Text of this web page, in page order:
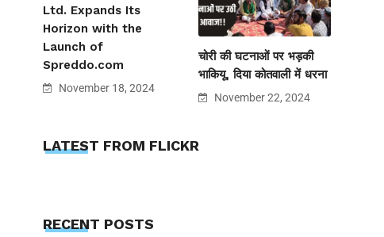
Ltd. Expands Its
Horizon with the
Launch of
Spreddo.com
November 18, 2024
चोरी की घटनाओं पर भड़की
भाकियू, दिया कोतवाली में धरना
November 22, 2024
LATEST FROM FLICKR
RECENT POSTS